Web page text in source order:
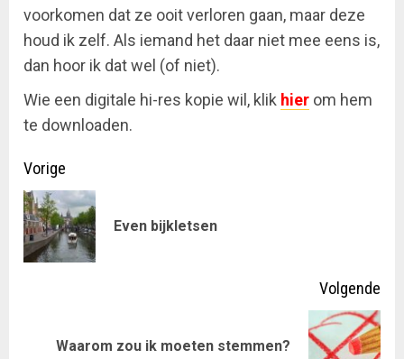
voorkomen dat ze ooit verloren gaan, maar deze
houd ik zelf. Als iemand het daar niet mee eens is,
dan hoor ik dat wel (of niet).
Wie een digitale hi-res kopie wil, klik hier om hem
te downloaden.
Doorgaan
met
lezen
Vorige
Even bijkletsen
Volgende
Volgende
Waarom zou ik moeten stemmen?